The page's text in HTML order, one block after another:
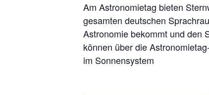
Am Astronomietag bieten
gesamten deutschen
Astronomie bekommt und den
können über die
im Sonnensystem